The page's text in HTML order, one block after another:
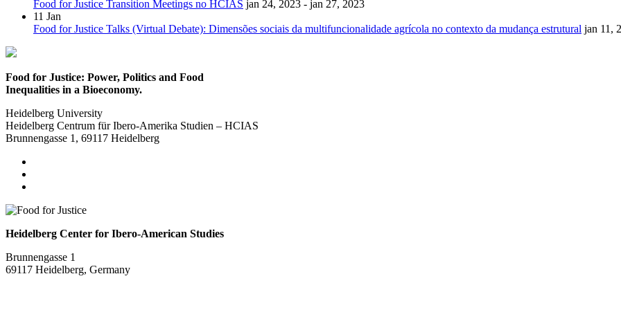
Food for Justice Transition Meetings no HCIAS jan 24, 2023 - jan 27, 2023
11 Jan
Food for Justice Talks (Virtual Debate): Dimensões sociais da multifuncionalidade agrícola no contexto da mudança estrutural jan 11,
Food for Justice: Power, Politics and Food
Inequalities in a Bioeconomy.
Heidelberg University
Heidelberg Centrum für Ibero-Amerika Studien – HCIAS
Brunnengasse 1, 69117 Heidelberg
Heidelberg Center for Ibero-American Studies
Brunnengasse 1
69117 Heidelberg, Germany